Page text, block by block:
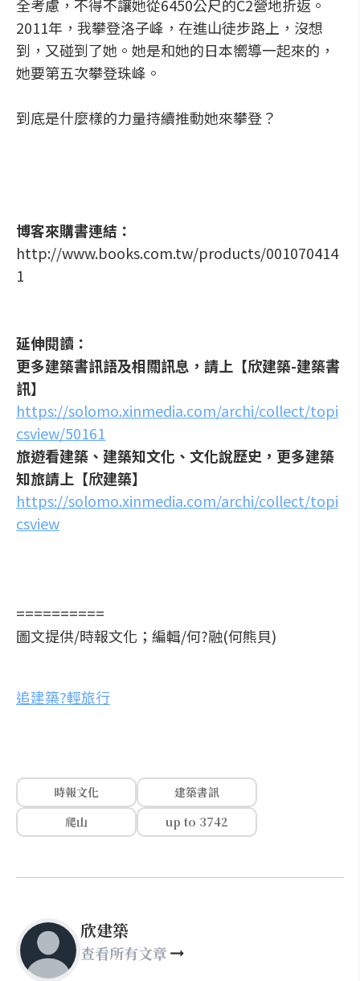
全考慮，不得不讓她從6450公尺的C2營地折返。
2011年，我攀登洛子峰，在進山徒步路上，沒想
到，又碰到了她。她是和她的日本嚮導一起來的，
她要第五次攀登珠峰。
到底是什麼樣的力量持續推動她來攀登？
博客來購書連結：
http://www.books.com.tw/products/001070414
1
延伸閱讀：
更多建築書訊語及相關訊息，請上【欣建築-建築書
訊】
https://solomo.xinmedia.com/archi/collect/topi
csview/50161
旅遊看建築、建築知文化、文化說歷史，更多建築
知旅請上【欣建築】
https://solomo.xinmedia.com/archi/collect/topi
csview
==========
圖文提供/時報文化；編輯/何?融(何熊貝)
追建築?輕旅行
時報文化
建築書訊
爬山
up to 3742
欣建築
查看所有文章